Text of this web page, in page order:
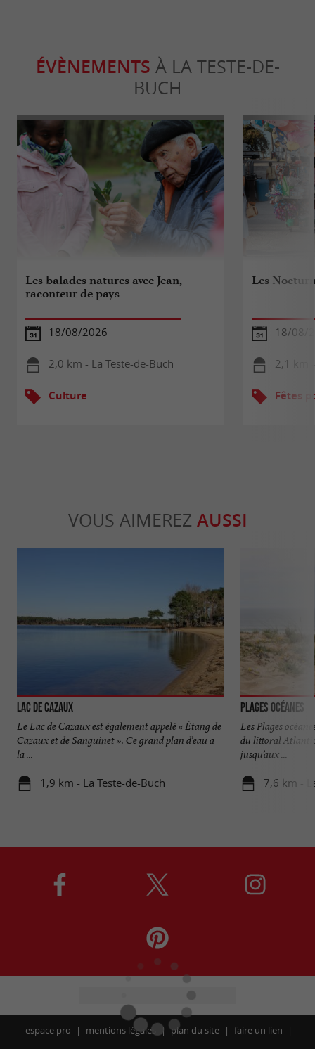
ÉVÈNEMENTS À LA TESTE-DE-
BUCH
Les balades natures avec Jean,
raconteur de pays
18/08/2026
2,0 km - La Teste-de-Buch
Culture
Les
18/08/
2,1 km
Fêtes
VOUS AIMEREZ AUSSI
Lac de Cazaux
Le Lac de Cazaux est également appelé « Étang de
Cazaux et de Sanguinet ». Ce grand plan d’eau a
la ...
1,9 km - La Teste-de-Buch
Plages océanes
Les Plages
du littoral
jusqu’aux ...
7,6 km -
espace pro mentions légales plan du site
faire un lien